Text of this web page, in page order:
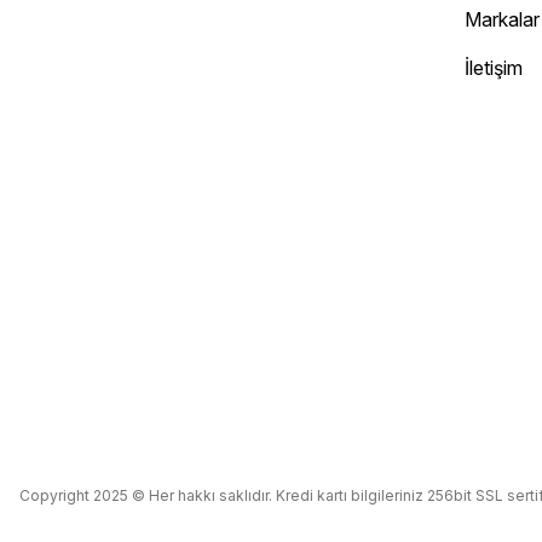
Markalar
İletişim
Copyright 2025 © Her hakkı saklıdır. Kredi kartı bilgileriniz 256bit SSL